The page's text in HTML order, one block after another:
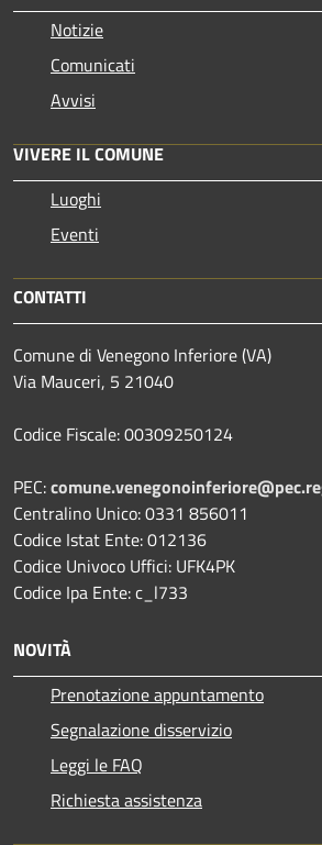
Notizie
Comunicati
Avvisi
VIVERE IL COMUNE
Luoghi
Eventi
CONTATTI
Comune di Venegono Inferiore (VA)
Via Mauceri, 5 21040
Codice Fiscale: 00309250124
PEC:
Centralino Unico: 0331 856011
Codice Istat Ente: 012136
Codice Univoco Uffici: UFK4PK
Codice Ipa Ente: c_l733
NOVITÀ
Prenotazione appuntamento
Segnalazione disservizio
Leggi le FAQ
Richiesta assistenza